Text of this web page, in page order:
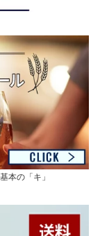
本の「キ」